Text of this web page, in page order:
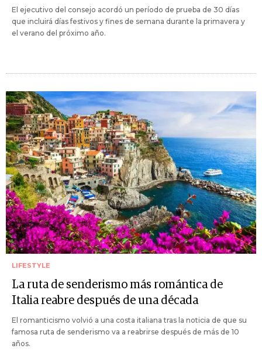
El ejecutivo del consejo acordó un período de prueba de 30 días
que incluirá días festivos y fines de semana durante la primavera y
el verano del próximo año.
LIFESTYLE
La ruta de senderismo más romántica de
Italia reabre después de una década
El romanticismo volvió a una costa italiana tras la noticia de que su
famosa ruta de senderismo va a reabrirse después de más de 10
años.